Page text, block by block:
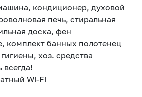
кондиционер, духовой
печь, стиральная
доска, фен
комплект банных полотенец
хоз. средства
всегда!
Wi-Fi